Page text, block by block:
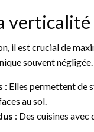
verticalité
il est crucial de
souvent
: Elles permettent de
au sol.
: Des cuisines